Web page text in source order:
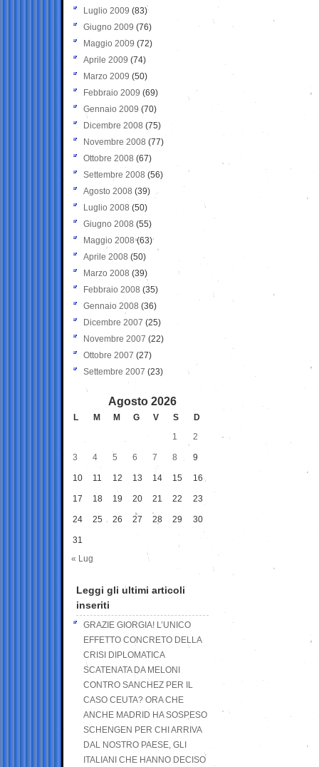
Luglio 2009 (83)
Giugno 2009 (76)
Maggio 2009 (72)
Aprile 2009 (74)
Marzo 2009 (50)
Febbraio 2009 (69)
Gennaio 2009 (70)
Dicembre 2008 (75)
Novembre 2008 (77)
Ottobre 2008 (67)
Settembre 2008 (56)
Agosto 2008 (39)
Luglio 2008 (50)
Giugno 2008 (55)
Maggio 2008(63)
Aprile 2008 (50)
Marzo 2008 (39)
Febbraio 2008 (35)
Gennaio 2008 (36)
Dicembre 2007 (25)
Novembre 2007 (22)
Ottobre 2007 (27)
Settembre 2007 (23)
Agosto 2026
L M M G V S
D
1
2
3 4 5 6 7 8 9
10 11 12 13 14 15 16
17 18 19 20 21 22 23
24 25 26 27 28 29 30
31
« Lug
Leggi gli ultimi articoli
inseriti
GRAZIE GIORGIA! L’UNICO
EFFETTO CONCRETO DELLA
CRISI DIPLOMATICA
SCATENATA DA MELONI
CONTRO SANCHEZ PER IL
CASO CEUTA? ORA CHE
ANCHE MADRID HA SOSPESO
SCHENGEN PER CHI ARRIVA
DAL NOSTRO PAESE, GLI
ITALIANI CHE HANNO DECISO